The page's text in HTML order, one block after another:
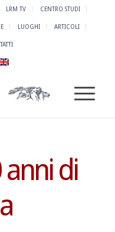
LRM TV CENTRO STUDI
LUOGHI ARTICOLI
di